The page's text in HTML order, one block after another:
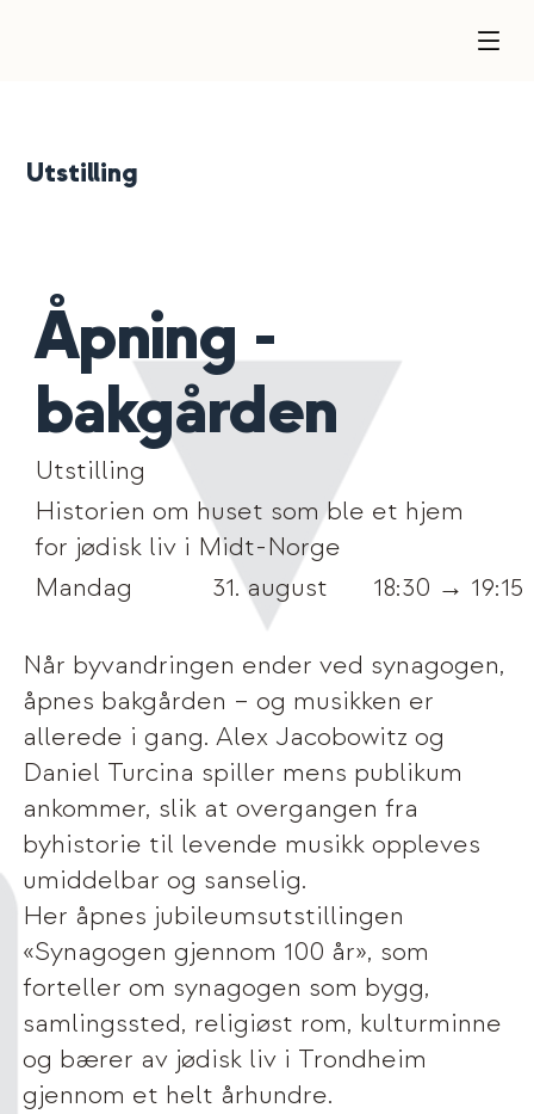
Utstilling
Historien om huset som ble et hjem
for jødisk liv i Midt-Norge
Utstilling
Mandag 31. august 18:30 → 19:15
Åpning -
bakgården
Når byvandringen ender ved synagogen,
åpnes bakgården – og musikken er
allerede i gang. Alex Jacobowitz og
Daniel Turcina spiller mens publikum
ankommer, slik at overgangen fra
byhistorie til levende musikk oppleves
umiddelbar og sanselig.
Her åpnes jubileumsutstillingen
«Synagogen gjennom 100 år», som
forteller om synagogen som bygg,
samlingssted, religiøst rom, kulturminne
og bærer av jødisk liv i Trondheim
gjennom et helt århundre.